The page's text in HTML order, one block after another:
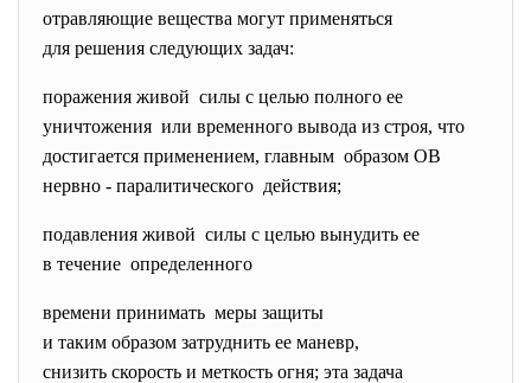
отравляющие вещества могут применяться
для решения следующих задач:
поражения живой силы с целью полного ее
уничтожения или временного вывода из строя, что
достигается применением, главным образом ОВ
нервно - паралитического действия;
подавления живой силы с целью вынудить ее
в течение определенного
времени принимать меры защиты
и таким образом затруднить ее маневр,
снизить скорость и меткость огня; эта задача